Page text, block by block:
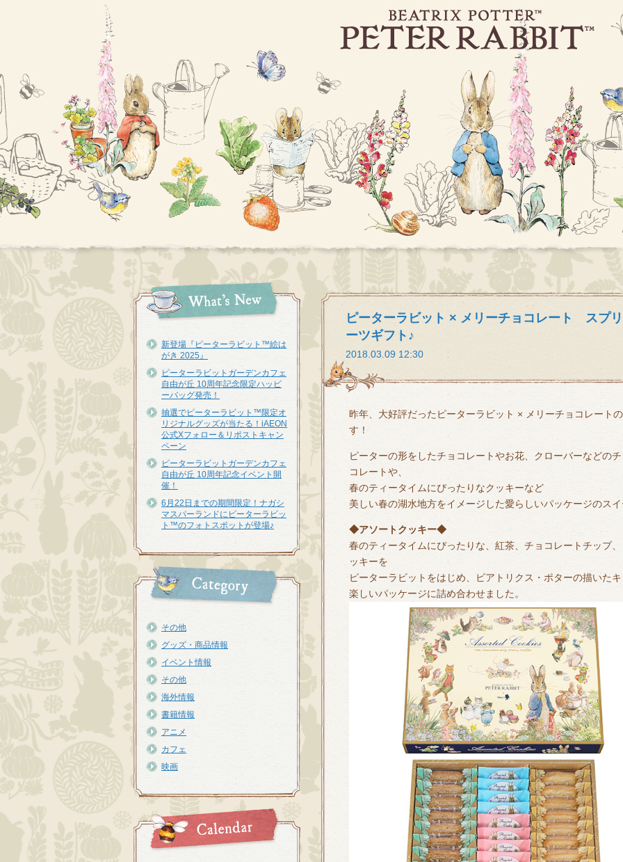
新登場『ピーターラビット™︎絵は
がき 2025』
ピーターラビットガーデンカフェ
自由が丘 10周年記念限定ハッピ
ーバッグ発売！
抽選でピーターラビット™限定オ
リジナルグッズが当たる！iAEON
公式Xフォロー＆リポストキャン
ペーン
ピーターラビットガーデンカフェ
自由が丘 10周年記念イベント開
催！
6月22日までの期間限定！ナガシ
マスパーランドにピーターラビッ
ト™のフォトスポットが登場♪
その他
グッズ・商品情報
イベント情報
その他
海外情報
書籍情報
アニメ
カフェ
映画
ピーターラビット × メリーチョコレート スプ
ーツギフト♪
2018.03.09 12:30
昨年、大好評だったピーターラビット × メリーチョコレート
す！
ピーターの形をしたチョコレートやお花、クローバーなどの
コレートや、
春のティータイムにぴったりなクッキーなど
美しい春の湖水地方をイメージした愛らしいパッケージのス
◆アソートクッキー◆
春のティータイムにぴったりな、紅茶、チョコレートチップ
ッキーを
ピーターラビットをはじめ、ビアトリクス・ポターの描いた
楽しいパッケージに詰め合わせました。